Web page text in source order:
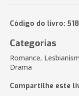
Código do livro:
Categorias
Romance,
Drama
Compartilhe este